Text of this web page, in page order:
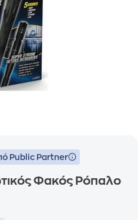
Public Partner
Φακός Ρόπαλο